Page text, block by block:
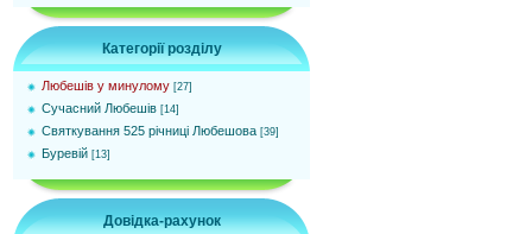
Категорії розділу
Любешів у минулому [27]
Сучасний Любешів [14]
Святкування 525 річниці Любешова [39]
Буревій [13]
Довідка-рахунок